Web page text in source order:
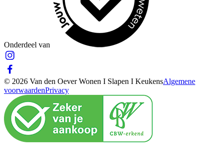
Onderdeel van
© 2026 Van den Oever Wonen I Slapen I KeukensAlgemene
voorwaardenPrivacy